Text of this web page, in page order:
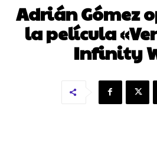
Adrián Gómez
la película
Infinity